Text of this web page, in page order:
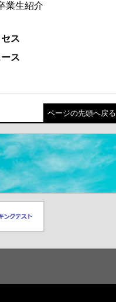
業生紹介
ス
ス
ページの先頭へ戻る
テスト
す）